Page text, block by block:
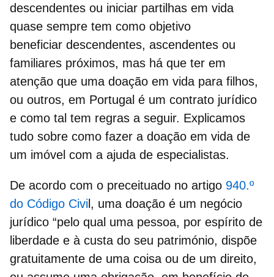
descendentes ou iniciar partilhas em vida
quase sempre tem como objetivo
beneficiar descendentes, ascendentes ou
familiares próximos, mas há que ter em
atenção que uma doação em vida para filhos,
ou outros, em Portugal é um contrato jurídico
e como tal tem regras a seguir. Explicamos
tudo sobre como fazer a doação em vida de
um imóvel com a ajuda de especialistas.
De acordo com o preceituado no artigo 940.º
do Código Civil, uma doação é um negócio
jurídico “pelo qual uma pessoa, por espírito de
liberdade e à custa do seu património, dispõe
gratuitamente de uma coisa ou de um direito,